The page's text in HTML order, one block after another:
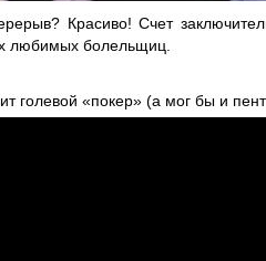
Красиво! Счет
любимых болельщиц.
голевой «покер» (а мог бы и